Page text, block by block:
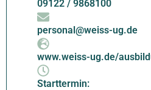
09122 / 9868100
personal@weiss-ug.de
www.weiss-ug.de/
Starttermin: